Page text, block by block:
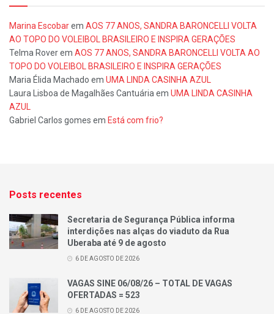
Marina Escobarem AOS 77 ANOS, SANDRA BARONCELLI VOLTA
AO TOPO DO VOLEIBOL BRASILEIRO E INSPIRA GERAÇÕES
Telma Roverem AOS 77 ANOS, SANDRA BARONCELLI VOLTA AO
TOPO DO VOLEIBOL BRASILEIRO E INSPIRA GERAÇÕES
Maria Élida Machado em UMA LINDA CASINHA AZUL
Laura Lisboa de Magalhães Cantuária em UMA LINDA CASINHA
AZUL
Gabriel Carlos gomes em Está com frio?
Posts recentes
Secretaria de Segurança Pública informa
interdições nas alças do viaduto da Rua
Uberaba até 9 de agosto
6 DE AGOSTO DE 2026
VAGAS SINE 06/08/26 – TOTAL DE VAGAS
OFERTADAS = 523
6 DE AGOSTO DE 2026